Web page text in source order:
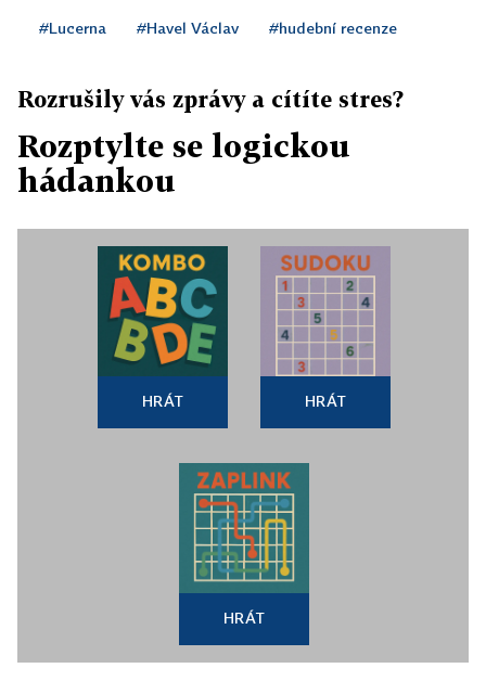
#Lucerna #Havel Václav #hudební recenze
Rozrušily vás zprávy a cítíte stres?
Rozptylte se logickou
hádankou
HRÁT HRÁT
HRÁT